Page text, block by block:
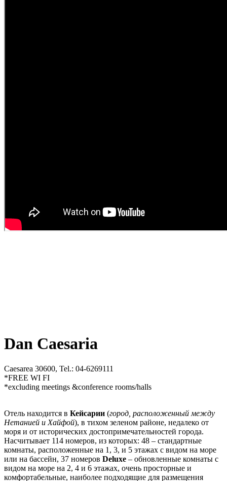
Dan Caesaria
Caesarea 30600, Tel.: 04-6269111
*FREE WI FI
*excluding meetings &conference rooms/halls
Отель находится в Кейсарии (город, расположенный между
Нетанией и Хайфой), в тихом зеленом районе, недалеко от
моря и от исторических достопримечательностей города.
Насчитывает 114 номеров, из которых: 48 – стандартные
комнаты, расположенные на 1, 3, и 5 этажах с видом на море
или на бассейн, 37 номеров Deluxe – обновленные комнаты с
видом на море на 2, 4 и 6 этажах, очень просторные и
комфортабельные, наиболее подходящие для размещения